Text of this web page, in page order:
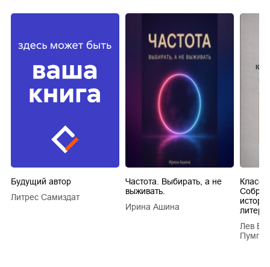
Будущий автор
Литрес Самиздат
Частота. Выбирать, а не
выживать.
Ирина Ашина
Лев